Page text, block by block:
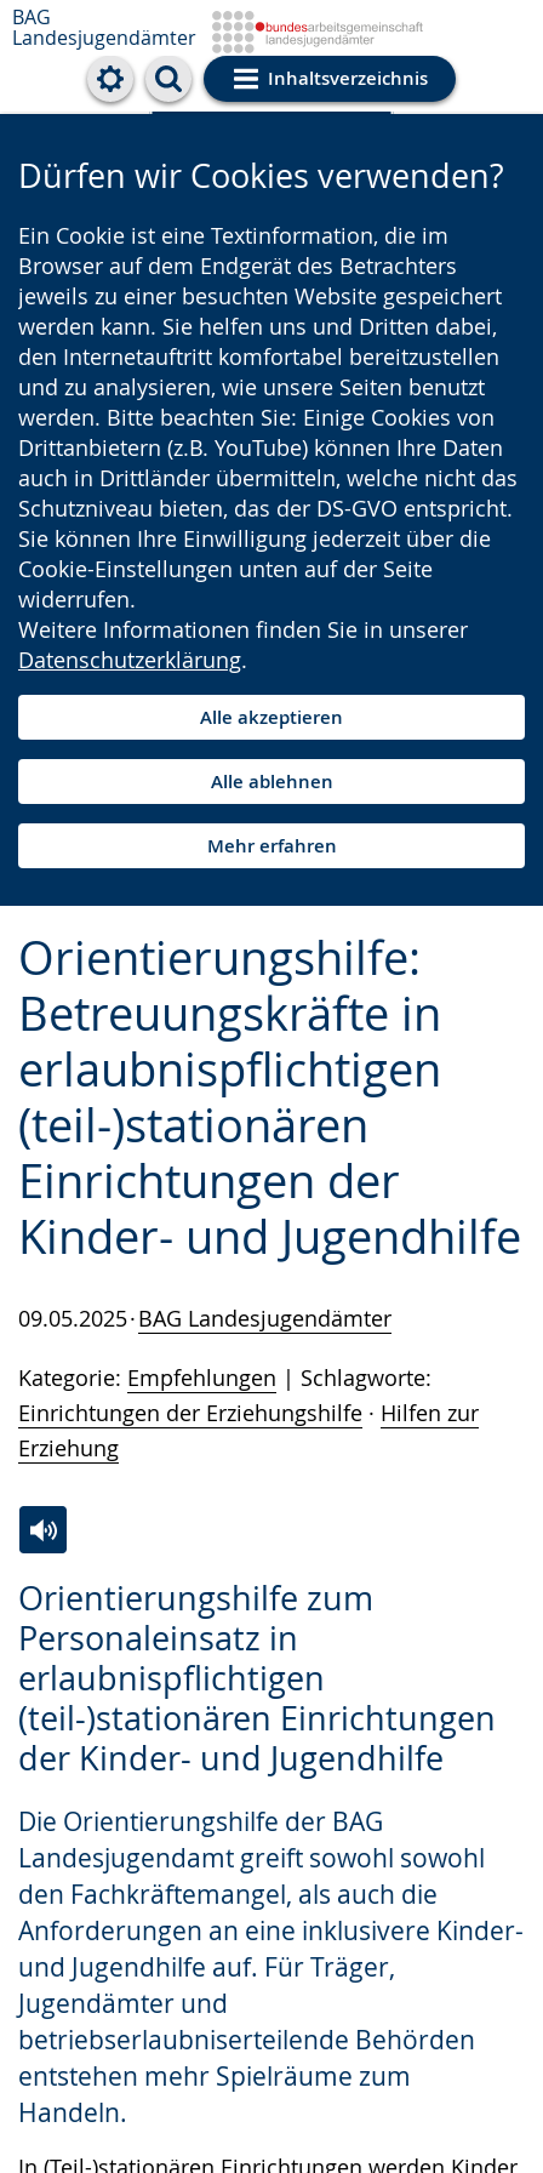
BAG
Landesjugendämter
Inhaltsverzeichnis
Cookie-Einstellungen
Dürfen wir Cookies verwenden?
Ein Cookie ist eine Textinformation, die im
Browser auf dem Endgerät des Betrachters
jeweils zu einer besuchten Website gespeichert
werden kann. Sie helfen uns und Dritten dabei,
den Internetauftritt komfortabel bereitzustellen
und zu analysieren, wie unsere Seiten benutzt
werden. Bitte beachten Sie: Einige Cookies von
Drittanbietern (z.B. YouTube) können Ihre Daten
auch in Drittländer übermitteln, welche nicht das
Schutzniveau bieten, das der DS-GVO entspricht.
Sie können Ihre Einwilligung jederzeit über die
Cookie-Einstellungen unten auf der Seite
widerrufen.
Weitere Informationen finden Sie in unserer
Datenschutzerklärung.
Alle akzeptieren
Alle ablehnen
Mehr erfahren
Orientierungshilfe:
Betreuungskräfte in
erlaubnispflichtigen
(teil-)stationären
Einrichtungen der
Kinder- und Jugendhilfe
09.05.2025 BAG Landesjugendämter
Kategorie: Empfehlungen
Schlagworte:
Einrichtungen der Erziehungshilfe · Hilfen zur
Erziehung
Orientierungshilfe zum
Personaleinsatz in
erlaubnispflichtigen
(teil-)stationären Einrichtungen
der Kinder- und Jugendhilfe
Die Orientierungshilfe der BAG
Landesjugendamt greift sowohl sowohl
den Fachkräftemangel, als auch die
Anforderungen an eine inklusivere Kinder-
und Jugendhilfe auf. Für Träger,
Jugendämter und
betriebserlaubniserteilende Behörden
entstehen mehr Spielräume zum
Handeln.
In (Teil-)stationären Einrichtungen werden Kinder
Leichten
Sprache
wechseln.
Audio-
Unterstützung.
Video
in
Deutscher
Gebärdensprache
wird